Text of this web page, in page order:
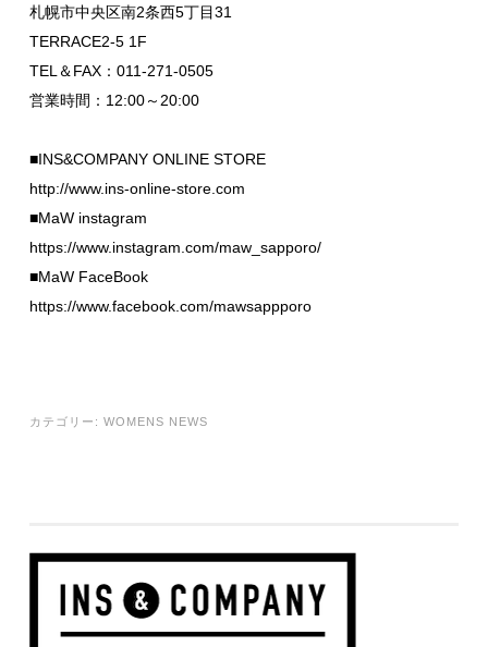
札幌市中央区南2条西5丁目31
TERRACE2-5 1F
TEL＆FAX：011-271-0505
営業時間：12:00～20:00
■INS&COMPANY ONLINE STORE
http://www.ins-online-store.com
■MaW instagram
https://www.instagram.com/maw_sapporo/
■MaW FaceBook
https://www.facebook.com/mawsappporo
カテゴリー: WOMENS NEWS